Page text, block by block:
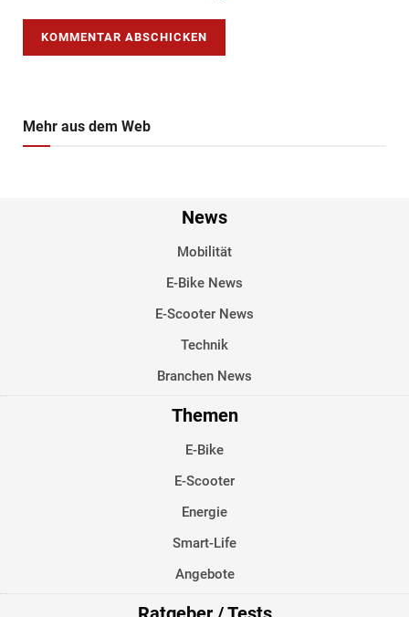
Mehr aus dem Web
News
Mobilität
E-Bike News
E-Scooter News
Technik
Branchen News
Themen
E-Bike
E-Scooter
Energie
Smart-Life
Angebote